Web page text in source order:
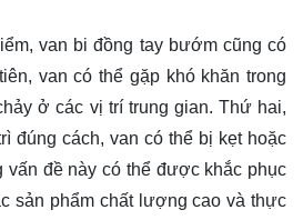
van bi đồng tay bướm cũng có
van có thể gặp khó khăn trong
ở các vị trí trung gian. Thứ hai,
đúng cách, van có thể bị kẹt hoặc
vấn đề này có thể được khắc phục
sản phẩm chất lượng cao và thực